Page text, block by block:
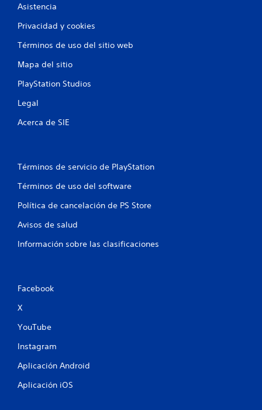
Asistencia
Privacidad y cookies
Términos de uso del sitio web
Mapa del sitio
PlayStation Studios
Legal
Acerca de SIE
Términos de servicio de PlayStation
Términos de uso del software
Política de cancelación de PS Store
Avisos de salud
Información sobre las clasificaciones
Facebook
X
YouTube
Instagram
Aplicación Android
Aplicación iOS